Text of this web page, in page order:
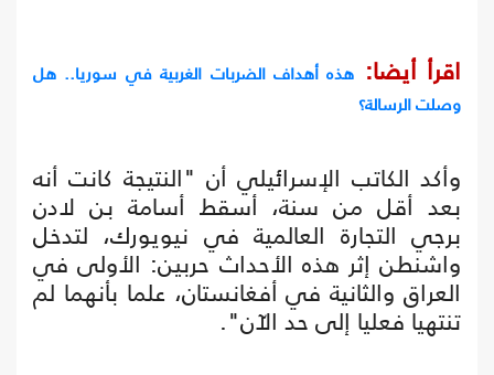
اقرأ أيضا: هذه أهداف الضربات الغربية في سوريا.. هل
وصلت الرسالة؟
وأكد الكاتب الإسرائيلي أن "النتيجة كانت أنه
بعد أقل من سنة، أسقط أسامة بن لادن
برجي التجارة العالمية في نيويورك، لتدخل
واشنطن إثر هذه الأحداث حربين: الأولى في
العراق والثانية في أفغانستان، علما بأنهما لم
تنتهيا فعليا إلى حد الآن".